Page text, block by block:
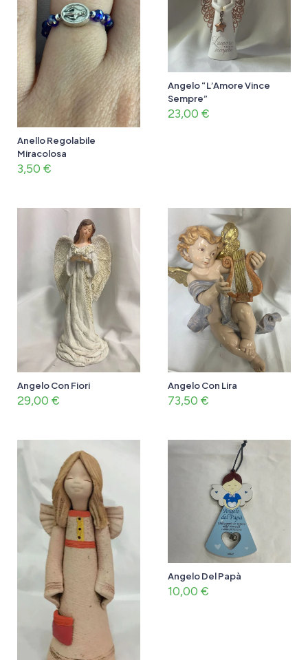
Anello Regolabile
Miracolosa
3,50 €
Angelo “L’Amore Vince
Sempre”
23,00 €
Angelo Con Fiori
29,00 €
Angelo Con Lira
73,50 €
Angelo Del Papà
10,00 €